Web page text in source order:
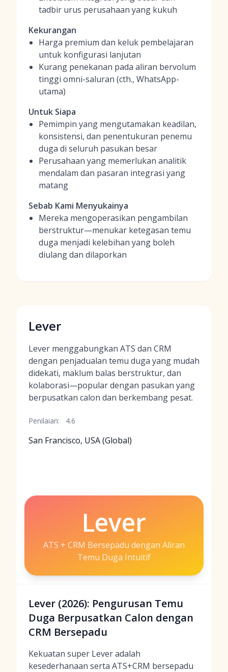
tadbir urus perusahaan yang kukuh
Kekurangan
Harga premium dan keluk pembelajaran
untuk konfigurasi lanjutan
Kurang penekanan pada aliran bervolum
tinggi omni-saluran (cth., WhatsApp-
utama)
Untuk Siapa
Pemimpin yang mengutamakan keadilan,
konsistensi, dan penentukuran penemu
duga di seluruh pasukan besar
Perusahaan yang memerlukan analitik
mendalam dan pasaran integrasi yang
matang
Sebab Kami Menyukainya
Mereka mengoperasikan pengambilan
berstruktur—menukar ketegasan temu
duga menjadi kelebihan yang boleh
diulang dan dilaporkan
Lever
Lever menggabungkan ATS dan CRM
dengan penjadualan temu duga yang mudah
didekati, maklum balas berstruktur, dan
kolaborasi—popular dengan pasukan yang
berpusatkan calon dan berkembang pesat.
Penilaian: 4.6
San Francisco, USA (Global)
Lever
ATS + CRM Bersepadu dengan Aliran
Temu Duga Intuitif
Lever (2026): Pengurusan Temu
Duga Berpusatkan Calon dengan
CRM Bersepadu
Kekuatan super Lever adalah
kesederhanaan serta ATS+CRM bersepadu